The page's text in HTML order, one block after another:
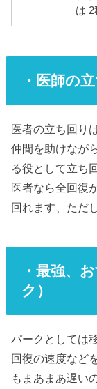
は 2
・医師の
医者の立ち回り
仲間を助けなが
る役として立ち
医者なら全回復
回れます、ただ
・最強、
ク）
パークとしては
回復の速度など
もまあまあ遅い